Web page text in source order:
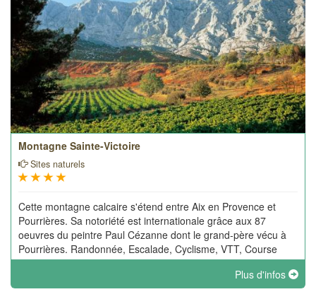
Montagne Sainte-Victoire
Sites naturels
Cette montagne calcaire s'étend entre Aix en Provence et
Pourrières. Sa notoriété est internationale grâce aux 87
oeuvres du peintre Paul Cézanne dont le grand-père vécu à
Pourrières. Randonnée, Escalade, Cyclisme, VTT, Course
d'Orientation, Parapente.
Plus d'infos